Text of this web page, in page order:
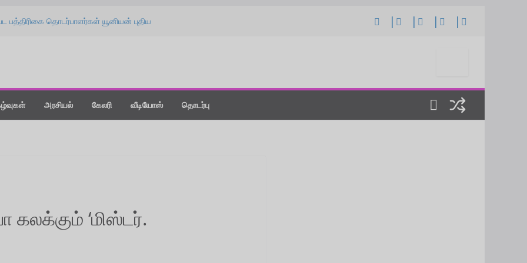
பத்திரிகை தொடர்பாளர்கள் யூனியன் புதிய
நியூ டே : திரை விமர்சனம்!
பொழிந்த ‘மிட்டாய் மழை’ !
அரசியல் கேலரி வீடியோஸ் தொடர்பு
கலக்கும் ‘மிஸ்டர்.